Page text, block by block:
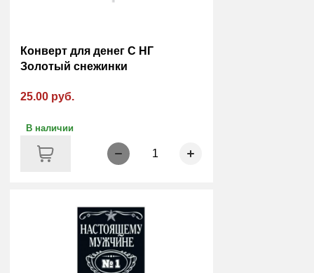
Конверт для денег С НГ
Золотый снежинки
25.00 руб.
В наличии
1